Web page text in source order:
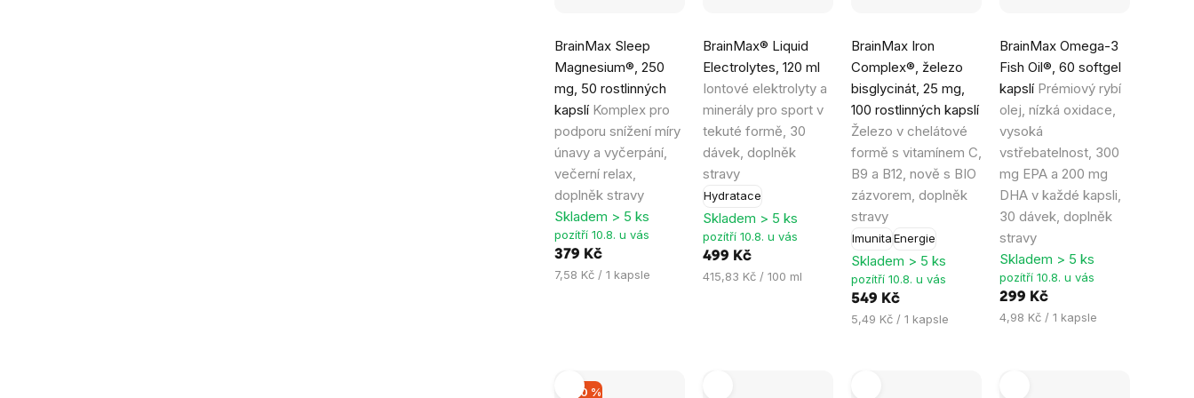
BrainMax Sleep
Magnesium®, 250
mg, 50 rostlinných
kapslí Komplex pro
podporu snížení míry
únavy a vyčerpání,
večerní relax,
doplněk stravy
hodnocení
produktu
je
4,6
z
5
hvězdiček.
Skladem > 5 ks
pozítří 10.8. u vás
379 Kč
Měrná
7,58 Kč / 1 kapsle
BrainMax® Liquid
Electrolytes, 120 ml
Iontové elektrolyty a
minerály pro sport v
tekuté formě, 30
dávek, doplněk
stravy
Hydratace
hodnocení
produktu
je
5,0
z
5
hvězdiček.
Skladem > 5 ks
pozítří 10.8. u vás
499 Kč
Měrná
415,83 Kč / 100 ml
BrainMax Iron
Complex®, železo
bisglycinát, 25 mg,
100 rostlinných kapslí
Železo v chelátové
formě s vitamínem C,
B9 a B12, nově s BIO
zázvorem, doplněk
stravy
ImunitaEnergie
hodnocení
produktu
je
4,8
z
5
hvězdiček.
Skladem > 5 ks
pozítří 10.8. u vás
549 Kč
Měrná
5,49 Kč / 1 kapsle
BrainMax Omega-3
Fish Oil®, 60 softgel
kapslí Prémiový rybí
olej, nízká oxidace,
vysoká
vstřebatelnost, 300
mg EPA a 200 mg
DHA v každé kapsli,
30 dávek, doplněk
stravy
hodnocení
produktu
je
4,4
z
5
hvězdiček.
Skladem > 5 ks
pozítří 10.8. u vás
299 Kč
Měrná
4,98 Kč / 1 kapsle
–40 %